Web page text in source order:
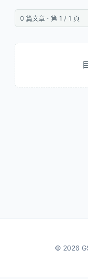
0 篇文章 · 第 1 / 1 頁
© 2026